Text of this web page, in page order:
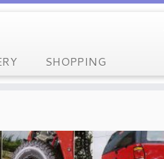
SHOPPING